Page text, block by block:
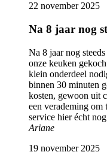
22 november 2025
Na 8 jaar nog
Na 8 jaar nog
onze keuken
klein onderdeel
binnen 30 minuten
kosten, gewoon uit
een verademing om
service hier écht
Ariane
19 november 2025